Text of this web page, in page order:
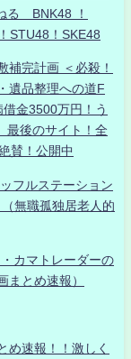
る BNK48 ！
STU48！SKE48
補完計画 ＜必殺！
遺品整理への道F
金3500万円！う
最後のサイト！全
賛！公開中
フルステーション
無職孤独居老人的
カマトレーダーの
とめ速報）
め速報！！激しく